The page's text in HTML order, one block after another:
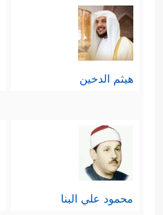
هيثم الدخين
محمود علي البنا